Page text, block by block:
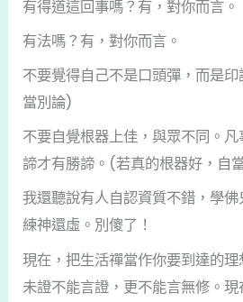
有得道這回事嗎？有，對你而言。
有法嗎？有，對你而言。
不要覺得自己不是口頭彈，而是
當別論)
不要自覺根器上佳，與眾不同。
諦才有勝諦。(若真的根器好，自
我還聽說有人自認資質不錯，學
練神還虛。別傻了！
現在，把生活禪當作你要到達的理
未證不能言證，更不能言無修。